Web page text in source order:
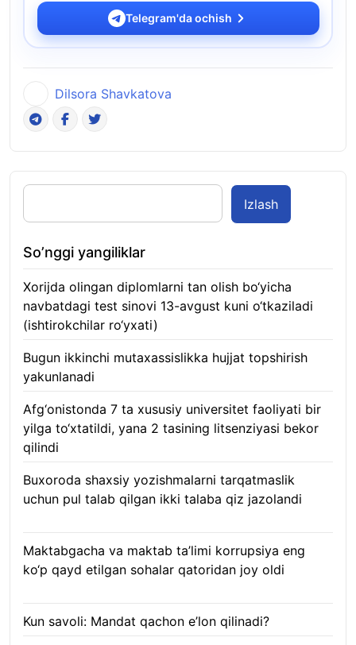
Telegram'da ochish
Dilsora Shavkatova
Izlash
So’nggi yangiliklar
Xorijda olingan diplomlarni tan olish bo‘yicha
navbatdagi test sinovi 13-avgust kuni o‘tkaziladi
(ishtirokchilar ro‘yxati)
Bugun ikkinchi mutaxassislikka hujjat topshirish
yakunlanadi
Afg‘onistonda 7 ta xususiy universitet faoliyati bir
yilga to‘xtatildi, yana 2 tasining litsenziyasi bekor
qilindi
Buxoroda shaxsiy yozishmalarni tarqatmaslik
uchun pul talab qilgan ikki talaba qiz jazolandi
Maktabgacha va maktab ta’limi korrupsiya eng
ko‘p qayd etilgan sohalar qatoridan joy oldi
Kun savoli: Mandat qachon e’lon qilinadi?